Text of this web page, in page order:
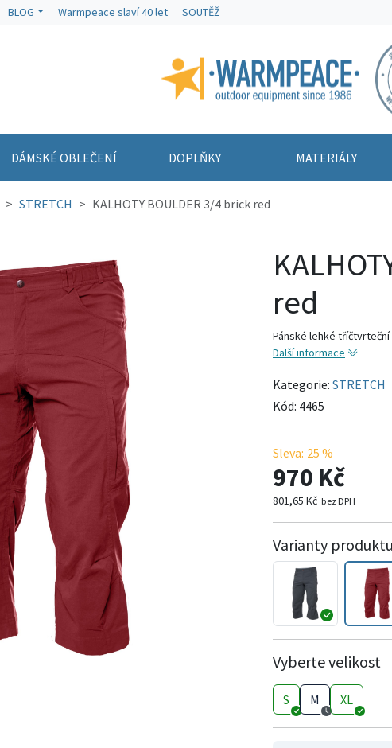
BLOG Warmpeace slaví 40 let SOUTĚŽ
Warmpeace
DÁMSKÉ OBLEČENÍ DOPLŇKY MATERIÁLY
STRETCH KALHOTY BOULDER 3/4 brick red
red
Pánské lehké
Další informace
Kategorie: STRETCH
Kód: 4465
Sleva: 25 %
970 Kč
801,65 Kč bez DPH
Varianty produktu
Vyberte velikost
S M XL